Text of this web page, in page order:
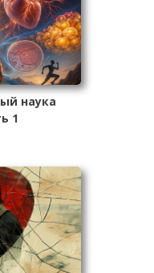
наука
1